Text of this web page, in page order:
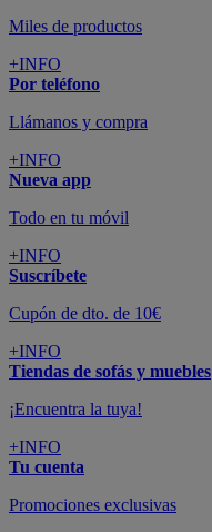
Miles de productos
+INFO
Por teléfono
Llámanos y compra
+INFO
Nueva app
Todo en tu móvil
+INFO
Suscríbete
Cupón de dto. de 10€
+INFO
Tiendas de sofás y muebles
¡Encuentra la tuya!
+INFO
Tu cuenta
Promociones exclusivas